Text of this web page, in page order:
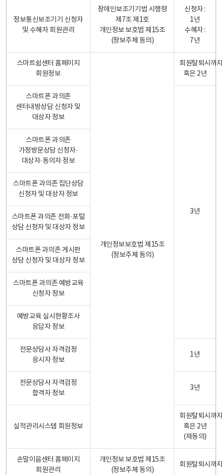
정보통신보조기기 신청자
및 수혜자 회원관리
장애인보조기기법 시행령
제7조 제1호
개인정보 보호법 제15조
(정보주체 동의)
신청자 :
1년
수혜자 :
7년
스마트쉼센터 홈페이지
회원정보
개인정보보호법 제15조
(정보주체 동의)
회원탈퇴시까
혹은 2년
스마트폰 과의존
센터내방상담 신청자 및
대상자 정보
3년
스마트폰 과의존
가정방문상담 신청자·
대상자·동의자 정보
스마트폰 과의존 집단상담
신청자 및 대상자 정보
스마트폰 과의존 전화·포털
상담 신청자 및 대상자 정보
스마트폰 과의존 게시판
상담 신청자 및 대상자 정보
스마트폰 과의존 예방교육
신청자 정보
예방교육 실시현황조사
응답자 정보
전문상담사 자격검정
응시자 정보
1년
전문상담사 자격검정
합격자 정보
3년
실적관리시스템 회원정보
회원탈퇴시까
혹은 2년
(재동의)
손말이음센터 홈페이지
회원관리
개인정보 보호법 제15조
(정보주체 동의)
회원탈퇴시까